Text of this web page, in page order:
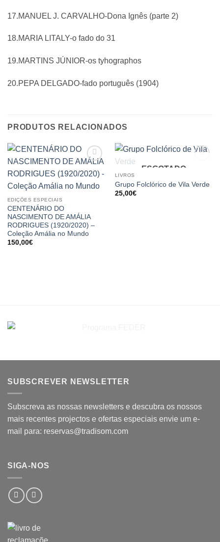
17.MANUEL J. CARVALHO-Dona Ignês (parte 2)
18.MARIA LITALY-o fado do 31
19.MARTINS JÚNIOR-os tyhographos
20.PEPA DELGADO-fado português (1904)
PRODUTOS RELACIONADOS
EDIÇÕES ESPECIAIS
CENTENÁRIO DO
NASCIMENTO DE AMÁLIA
RODRIGUES (1920/2020) –
Coleção Amália no Mundo
150,00€
ESGOTADO
LIVROS
Grupo Folclórico de Vila Verde
25,00€
SUBSCREVER NEWSLETTER
Subscreva as nossas newsletters e descubra os nossos
mais recentes projectos e ofertas especiais envie um e-
mail para: reservas@tradisom.com
SIGA-NOS